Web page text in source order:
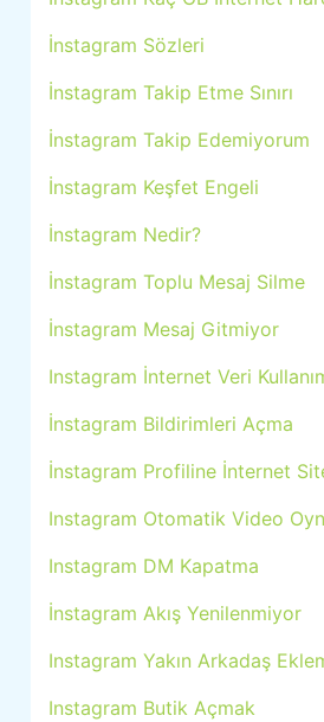
İnstagram Sözleri
İnstagram Takip Etme Sınırı
İnstagram Takip Edemiyorum
İnstagram Keşfet Engeli
İnstagram Nedir?
İnstagram Toplu Mesaj Silme
İnstagram Mesaj Gitmiyor
Instagram İnternet Veri
İnstagram Bildirimleri Açma
İnstagram Profiline İnternet
Instagram Otomatik Video
Instagram DM Kapatma
İnstagram Akış Yenilenmiyor
Instagram Yakın Arkadaş
Instagram Butik Açmak